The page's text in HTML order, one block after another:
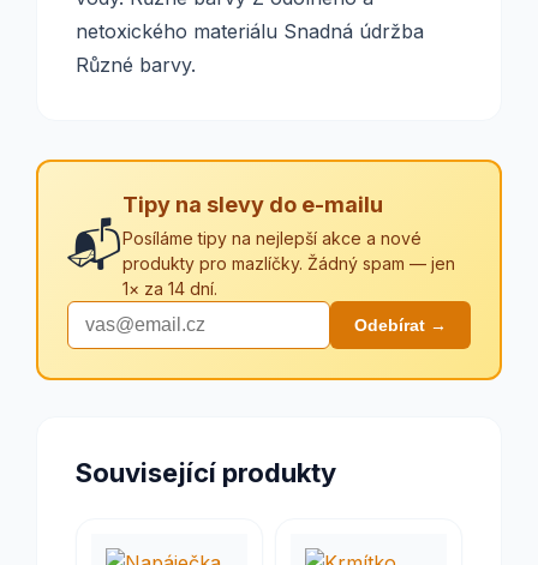
netoxického materiálu Snadná údržba
Různé barvy.
📬
Tipy na slevy do e-mailu
Posíláme tipy na nejlepší akce a nové
produkty pro mazlíčky. Žádný spam — jen
1× za 14 dní.
Odebírat →
Související produkty